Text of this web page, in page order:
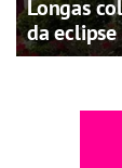
Longas
da eclipse